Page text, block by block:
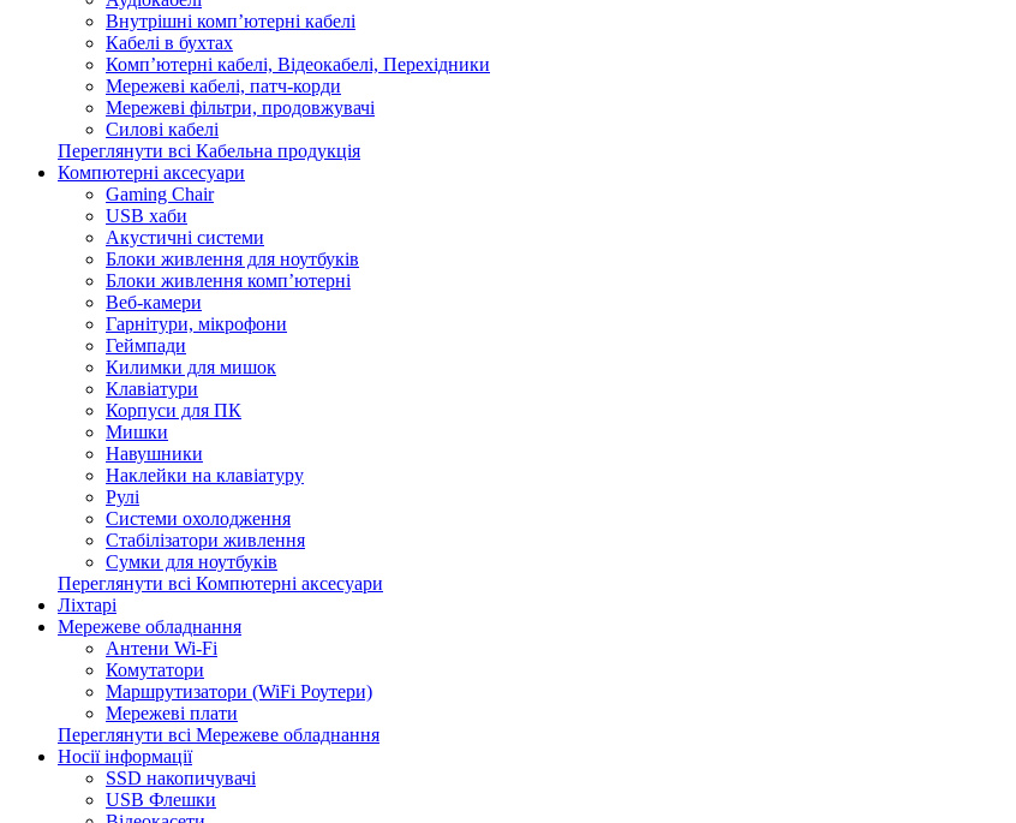
Внутрішні комп’ютерні кабелі
Кабелі в бухтах
Комп’ютерні кабелі, Відеокабелі, Перехідники
Мережеві кабелі, патч-корди
Мережеві фільтри, продовжувачі
Силові кабелі
Переглянути всі Кабельна продукція
Компютерні аксесуари
Gaming Chair
USB хаби
Акустичні системи
Блоки живлення для ноутбуків
Блоки живлення комп’ютерні
Веб-камери
Гарнітури, мікрофони
Геймпади
Килимки для мишок
Клавіатури
Корпуси для ПК
Мишки
Навушники
Наклейки на клавіатуру
Рулі
Системи охолодження
Стабілізатори живлення
Сумки для ноутбуків
Переглянути всі Компютерні аксесуари
Ліхтарі
Мережеве обладнання
Антени Wi-Fi
Комутатори
Маршрутизатори (WiFi Роутери)
Мережеві плати
Переглянути всі Мережеве обладнання
Носії інформації
SSD накопичувачі
USB Флешки